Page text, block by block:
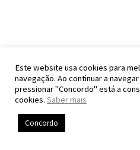
Este website usa cookies para
navegação. Ao continuar a
pressionar "Concordo" está a
cookies. Saber mais
Concordo